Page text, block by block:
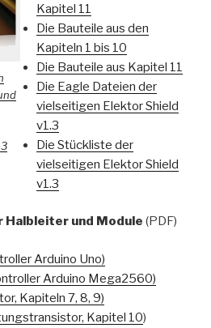
Kapitel 11
Die Bauteile aus den
Kapiteln 1 bis 10
Die Bauteile aus Kapitel 11
Die Eagle Dateien der
vielseitigen Elektor Shield
v1.3
Die Stückliste der
vielseitigen Elektor Shield
v1.3
und Module (PDF)
Arduino Uno)
Arduino Mega2560)
Kapiteln 7, 8, 9)
Kapitel 10)